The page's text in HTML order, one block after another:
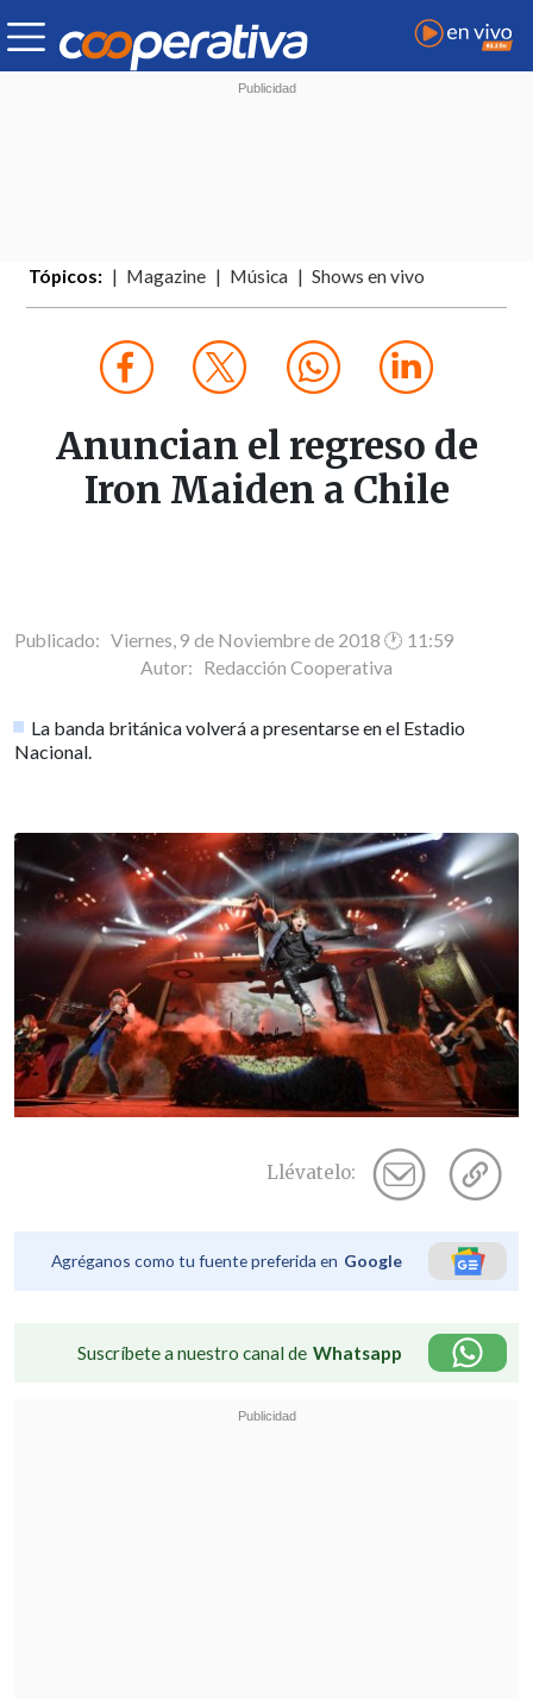
Tópicos: Magazine Música Shows en vivo
Anuncian el regreso de
Iron Maiden a Chile
Publicado: Viernes, 9 de Noviembre de 2018 🕐 11:59
Autor: Redacción Cooperativa
La banda británica volverá a presentarse en el Estadio
Nacional.
Llévatelo:
Agréganos como tu fuente preferida en Google
Suscríbete a nuestro canal de Whatsapp